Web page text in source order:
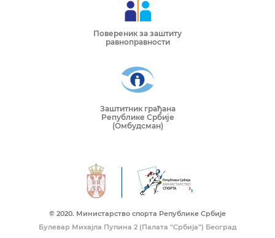
Повереник за заштиту
равноправности
Заштитник грађана
Републике Србије
(Омбудсман)
© 2020. Mинистарство спорта Републике Србије
Булевар Михајла Пупина 2 (Палата “Србија”) Београд